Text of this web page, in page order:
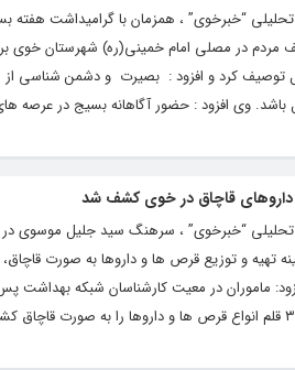
“خبرخوی” ، همزمان با گرامیداشت
مردم در مصلی امام خمینی(ره) شهرستان خوی
توصیف کرد و افزود : بصیرت و دشمن شناسی
باشد. وی افزود : حضور آگاهانه بسیج در
تحلیلی “خبرخوی” ، سرهنگ سید جلیل موسوی
تهیه و توزیع قرص ها و داروها به صورت
ماموران در معیت کارشناسان شبکه بهداشت